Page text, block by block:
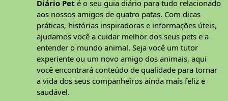
Diário Pet é o seu guia diário para tudo relacionado
aos nossos amigos de quatro patas. Com dicas
práticas, histórias inspiradoras e informações úteis,
ajudamos você a cuidar melhor dos seus pets e a
entender o mundo animal. Seja você um tutor
experiente ou um novo amigo dos animais, aqui
você encontrará conteúdo de qualidade para tornar
a vida dos seus companheiros ainda mais feliz e
saudável.